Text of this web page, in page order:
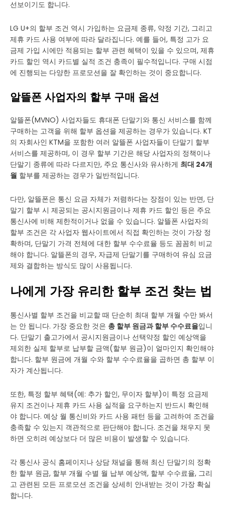
선보이기도 합니다.
LG U+의 할부 조건 역시 가입하는 요금제 종류, 약정 기간, 그리고
제휴 카드 사용 여부에 따라 달라집니다. 예를 들어, 특정 고가 요
금제 가입 시에만 적용되는 할부 관련 혜택이 있을 수 있으며, 제휴
카드 할인 역시 카드별 실적 조건 충족이 필수적입니다. 구매 시점
에 진행되는 다양한 프로모션을 잘 확인하는 것이 중요합니다.
알뜰폰 사업자의 할부 구매 옵션
알뜰폰(MVNO) 사업자들도 휴대폰 단말기와 통신 서비스를 함께
구매하는 고객을 위해 할부 옵션을 제공하는 경우가 있습니다. KT
의 자회사인 KTM을 포함한 여러 알뜰폰 사업자들이 단말기 할부
서비스를 제공하며, 이 경우 할부 기간은 해당 사업자의 정책이나
단말기 종류에 따라 다르지만, 주요 통신사와 유사하게 최대 24개
월 할부를 제공하는 경우가 일반적입니다.
다만, 알뜰폰은 통신 요금 자체가 저렴하다는 장점이 있는 반면, 단
말기 할부 시 제공되는 공시지원금이나 제휴 카드 할인 등은 주요
통신사에 비해 제한적이거나 없을 수 있습니다. 알뜰폰 사업자의
할부 조건은 각 사업자 웹사이트에서 직접 확인하는 것이 가장 정
확하며, 단말기 가격 전체에 대한 할부 수수료율 등도 꼼꼼히 비교
해야 합니다. 알뜰폰의 경우, 자급제 단말기를 구매하여 유심 요금
제와 결합하는 방식도 많이 사용됩니다.
나에게 가장 유리한 할부 조건 찾는 법
통신사별 할부 조건을 비교할 때 단순히 최대 할부 개월 수만 봐서
는 안 됩니다. 가장 중요한 것은 총 할부 원금과 할부 수수료율입니
다. 단말기 출고가에서 공시지원금이나 선택약정 할인 예상액을
제외한 실제 할부로 납부할 금액(할부 원금)이 얼마인지 확인해야
합니다. 할부 원금에 개월 수와 할부 수수료율을 곱하면 총 할부 이
자가 계산됩니다.
또한, 특정 할부 혜택(예: 추가 할인, 무이자 할부)이 특정 요금제
유지 조건이나 제휴 카드 사용 실적을 요구하는지 반드시 확인해
야 합니다. 예상 월 통신비와 카드 사용 패턴 등을 고려하여 조건을
충족할 수 있는지 객관적으로 판단해야 합니다. 조건을 채우지 못
하면 오히려 예상보다 더 많은 비용이 발생할 수 있습니다.
각 통신사 공식 홈페이지나 상담 채널을 통해 최신 단말기의 정확
한 할부 원금, 할부 개월 수별 월 납부 예상액, 할부 수수료율, 그리
고 관련된 모든 프로모션 조건을 상세히 안내받는 것이 가장 확실
합니다.